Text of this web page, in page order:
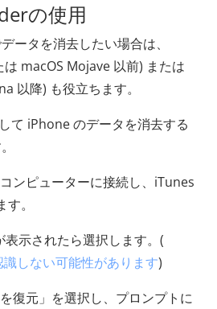
の使用
ータを消去したい場合は、
macOS Mojave 以前) または
以降) も役立ちます。
て iPhone のデータを消去する
ンピューターに接続し、iTunes
。
表示されたら選択します。(
しない可能性があります)
復元」を選択し、プロンプトに